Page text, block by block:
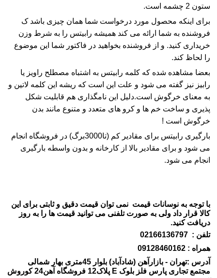
ستون 2 چشمه است.
برای اینکه محصول مورد درخواست شما همان چیزی باشد ک
فروشنده به شما ارائه می کند همیشه رابیتس را به شرط وزن
خریداری کنید. و از فروشنده بخواهید در فاکتور شما این موضوع
را لحاظ کند.
بعضا مشاهده شده که کلمه رابیتس به اشتباه مصطلح راویز یا
رابیز نیز گفته می شود و علت این است که ریشه این کلمه لاتین و
به معنای خرگوش است.دلیل این نامگذاری هم قابلیت شکل
پذیری و ساخت خم ها و کرو های متعدد و متنوع مانند بدن
خرگوش است !
بارگیری رابیتس
برای مقادیر کم (تا3000برگ) در فروشگاه انجام
می شود و برای مقادیر بالا از کارخانه و بدون واسطه بارگیری
انجام می شود.
با توجه به نوسانات قیمت نمی توان قیمت دقیق و ثابتی برای این
کالا قرار داد ولی به صورت تلفنی می توانید قیمت ها را به روز
دریافت کنید.
تلفن : 02166136797
همراه : 09128460162
آدرس :تهران - بازارآهن (شادآباد) بلوار 45متری بهار شمالی
مجتمع تجاری پارس فلز بلوک E پلاک12 فروشگاه آهن24 کوروش